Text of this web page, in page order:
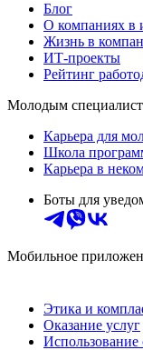
Блог
О компаниях в
Жизнь в
ИТ-проекты
Рейтинг
Молодым
Карьера для
Школа
Карьера в
Боты для
Мобильное
Этика и
Оказание услуг
Использование